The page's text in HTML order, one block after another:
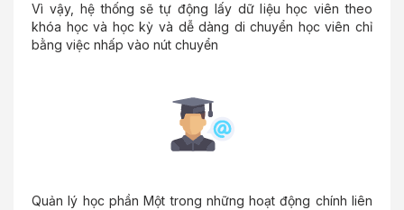
Vì vậy, hệ thống sẽ tự động lấy dữ liệu học viên theo
khóa học và học kỳ và dễ dàng di chuyển học viên chỉ
bằng việc nhấp vào nút chuyển
Quản lý học phần Một trong những hoạt động chính liên